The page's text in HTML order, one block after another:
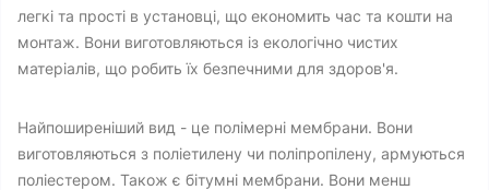
легкі та прості в установці, що економить час та кошти на
монтаж. Вони виготовляються із екологічно чистих
матеріалів, що робить їх безпечними для здоров'я.
Найпоширеніший вид - це полімерні мембрани. Вони
виготовляються з поліетилену чи поліпропілену, армуються
поліестером. Також є бітумні мембрани. Вони менш